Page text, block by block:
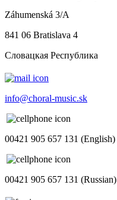
Záhumenská 3/A
841 06 Bratislava 4
Словацкая Республика
info@choral-music.sk
00421 905 657 131 (English)
00421 905 657 131 (Russian)